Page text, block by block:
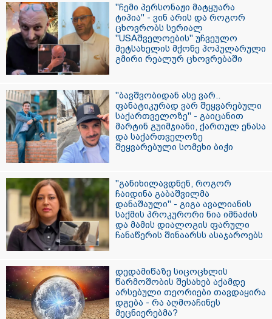
"ჩემი პერსონაჟი მატყუარა
ტიპია" - ვინ არის და როგორ
ცხოვრობს სერიალ
"USAშველოების" უჩვეულო
მეტსახელის მქონე პოპულარული
გმირი რეალურ ცხოვრებაში
"ბავშვობიდან ასე ვარ..
ფანატიკურად ვარ შეყვარებული
საქართველოზე" - გაიცანით
მარტინ გუიმჯიანი, ქართულ ენასა
და საქართველოზე
შეყვარებული სომეხი ბიჭი
"განიხილავდნენ, როგორ
ჩაიდინა გაბაშვილმა
დანაშაული" - გიგა ავალიანის
საქმის პროკურორი ნია იმნაძის
და მამის დიალოგის ფარული
ჩანაწერის შინაარსს ასაჯაროებს
დედამიწაზე სიცოცხლის
წარმოშობის შესახებ აქამდე
არსებული თეორიები თავდაყირა
დგება - რა აღმოაჩინეს
მეცნიერებმა?